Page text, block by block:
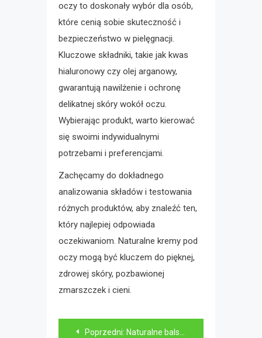
oczy to doskonały wybór dla osób,
które cenią sobie skuteczność i
bezpieczeństwo w pielęgnacji.
Kluczowe składniki, takie jak kwas
hialuronowy czy olej arganowy,
gwarantują nawilżenie i ochronę
delikatnej skóry wokół oczu.
Wybierając produkt, warto kierować
się swoimi indywidualnymi
potrzebami i preferencjami.
Zachęcamy do dokładnego
analizowania składów i testowania
różnych produktów, aby znaleźć ten,
który najlepiej odpowiada
oczekiwaniom. Naturalne kremy pod
oczy mogą być kluczem do pięknej,
zdrowej skóry, pozbawionej
zmarszczek i cieni.
Nawigacja
Poprzedni: Naturalne balsamy do ciała – czy warto przestawić się na kosmetyki bez chemii?